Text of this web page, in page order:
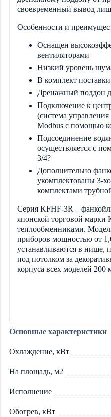
своевременный вывод
Особенности и
Оснащен
вентиляторами
Низкий уровень
В комплект
Дренажный поддон
Подключение к
(система
Modbus с помощью
Подсоединение
осуществляется с
3/4?
Дополнительно
укомплектованы 3-
комплектами
Серия KFHF-3R –
японской торговой марки
теплообменниками.
приборов мощностью от
устанавливаются в нише,
под потолком за
корпуса всех моделей 200
Основные характеристики
Охлаждение, кВт
На площадь, м2
Исполнение
Обогрев, кВт